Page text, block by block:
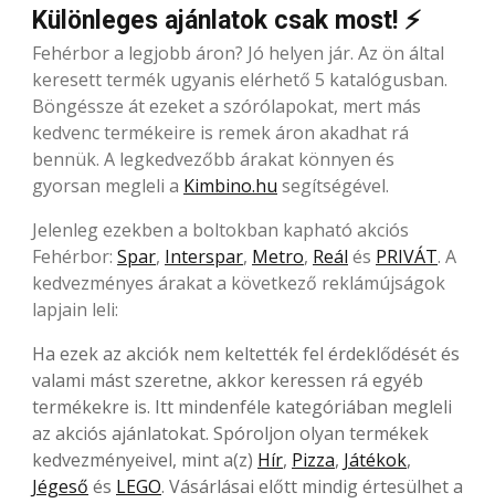
Különleges ajánlatok csak most! ⚡
Fehérbor a legjobb áron? Jó helyen jár. Az ön által
keresett termék ugyanis elérhető 5 katalógusban.
Böngéssze át ezeket a szórólapokat, mert más
kedvenc termékeire is remek áron akadhat rá
bennük. A legkedvezőbb árakat könnyen és
gyorsan megleli a Kimbino.hu segítségével.
Jelenleg ezekben a boltokban kapható akciós
Fehérbor: Spar, Interspar, Metro, Reál és PRIVÁT. A
kedvezményes árakat a következő reklámújságok
lapjain leli:
Ha ezek az akciók nem keltették fel érdeklődését és
valami mást szeretne, akkor keressen rá egyéb
termékekre is. Itt mindenféle kategóriában megleli
az akciós ajánlatokat. Spóroljon olyan termékek
kedvezményeivel, mint a(z) Hír, Pizza, Játékok,
Jégeső és LEGO. Vásárlásai előtt mindig értesülhet a